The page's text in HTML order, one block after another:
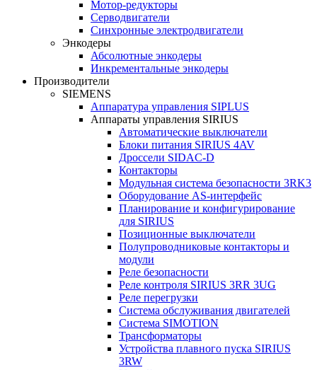
Мотор-редукторы
Серводвигатели
Синхронные электродвигатели
Энкодеры
Абсолютные энкодеры
Инкрементальные энкодеры
Производители
SIEMENS
Аппаратура управления SIPLUS
Аппараты управления SIRIUS
Автоматические выключатели
Блоки питания SIRIUS 4AV
Дроссели SIDAC-D
Контакторы
Модульная система безопасности 3RK3
Оборудование AS-интерфейс
Планирование и конфигурирование
для SIRIUS
Позиционные выключатели
Полупроводниковые контакторы и
модули
Реле безопасности
Реле контроля SIRIUS 3RR 3UG
Реле перегрузки
Сиcтема обслуживания двигателей
Система SIMOTION
Трансформаторы
Устройства плавного пуска SIRIUS
3RW